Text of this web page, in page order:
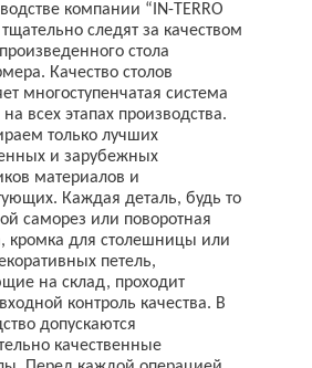
компании “IN-TERRO
тщательно следят за качеством
стола
Качество столов
многоступенчатая система
на всех этапах производства.
только лучших
и зарубежных
материалов и
Каждая деталь, будь то
саморез или поворотная
кромка для столешницы или
петель,
на склад, проходит
контроль качества. В
допускаются
качественные